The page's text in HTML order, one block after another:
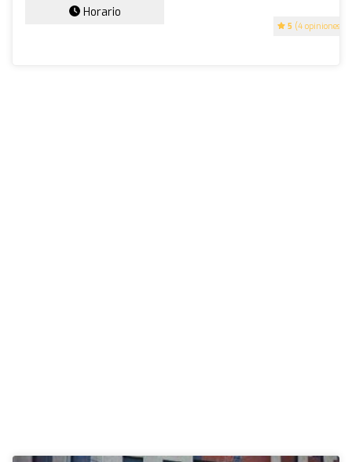
5 (4 opiniones)
Horario